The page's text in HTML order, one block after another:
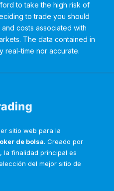
to take the high risk of
to trade you should
costs associated with
The data contained in
real-time nor accurate.
sitio web para la
de bolsa. Creado por
la finalidad principal es
del mejor sitio de